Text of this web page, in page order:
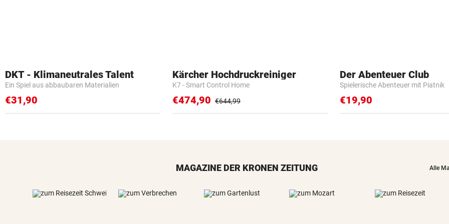
DKT - Klimaneutrales Talent
Ein Spiel aus abbaubaren Materialien
€31,90
Kärcher Hochdruckreiniger
K7 - Smart Control Home
€474,90 €644,99
Der Abenteuer Club
Spielerische Abenteuer mit Piatnik
€19,90
MAGAZINE DER KRONEN ZEITUNG Alle